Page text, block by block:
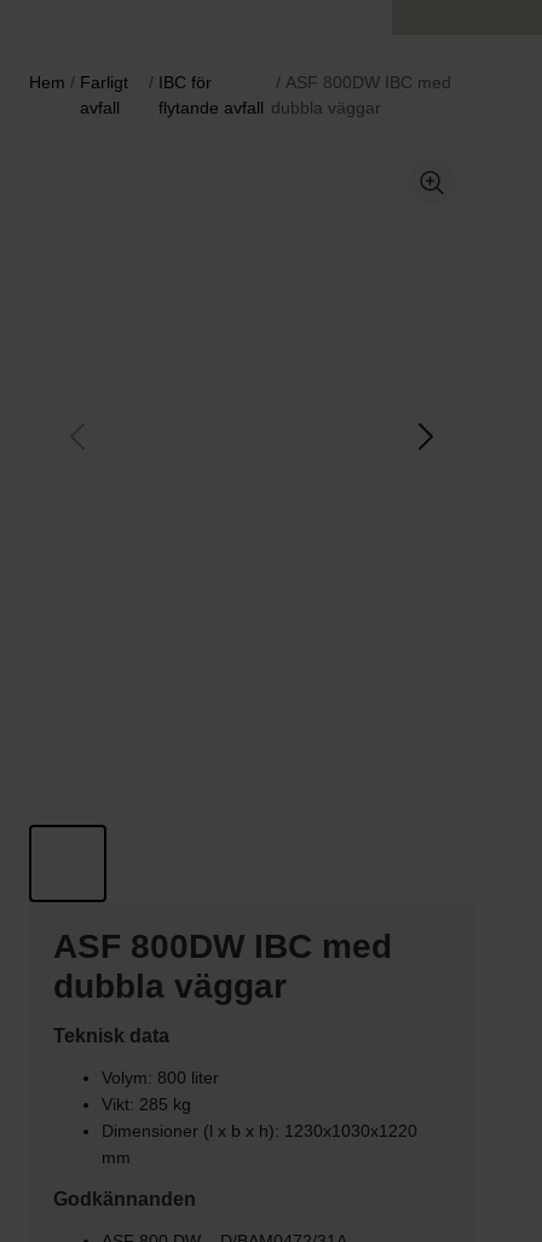
Hem / Farligt
avfall
/ IBC för
flytande avfall
/ ASF 800DW IBC med
dubbla väggar
ASF 800DW IBC med
dubbla väggar
Teknisk data
Volym: 800 liter
Vikt: 285 kg
Dimensioner (l x b x h): 1230x1030x1220
mm
Godkännanden